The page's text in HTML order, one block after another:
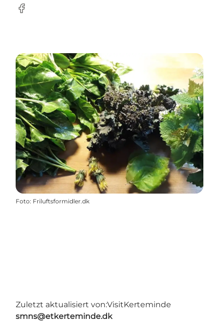
Facebook
Foto: Friluftsformidler.dk
Zuletzt aktualisiert von:VisitKerteminde
smns@etkerteminde.dk